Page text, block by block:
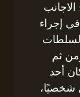
إجراء
ثم
أحد
شخصيًا،